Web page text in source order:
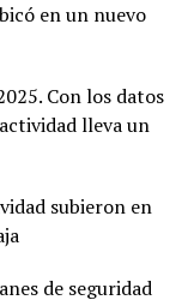
en un nuevo
Con los datos
lleva un
subieron en
de seguridad